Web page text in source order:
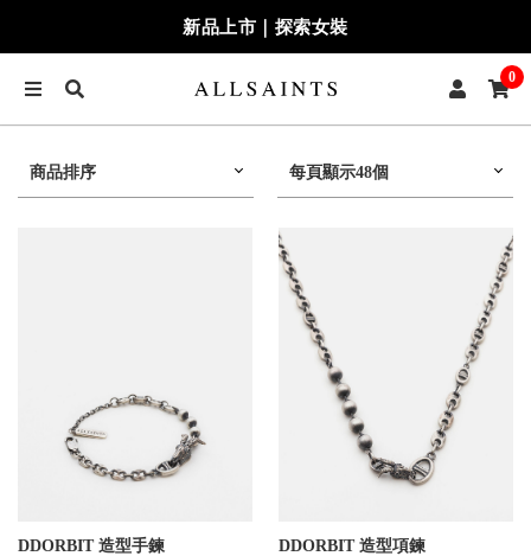
新品上市｜探索女裝
0
商品排序 每頁顯示48個
DDORBIT 造型手鍊 DDORBIT 造型項鍊